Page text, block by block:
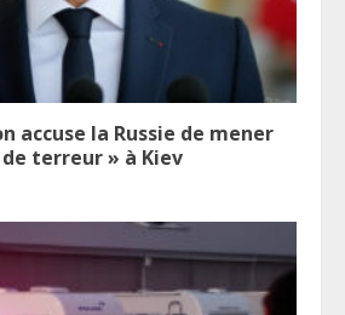
accuse la Russie de mener
terreur » à Kiev